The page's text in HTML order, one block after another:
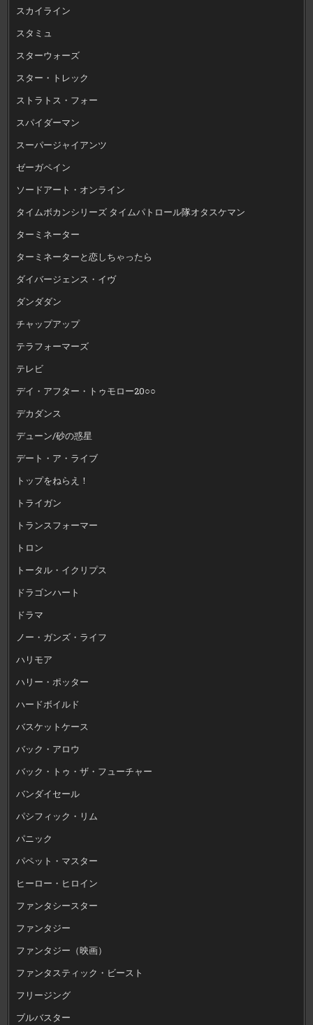
スカイライン
スタミュ
スターウォーズ
スター・トレック
ストラトス・フォー
スパイダーマン
スーパージャイアンツ
ゼーガペイン
ソードアート・オンライン
タイムボカンシリーズ タイムパトロール隊オタスケマン
ターミネーター
ターミネーターと恋しちゃったら
ダイバージェンス・イヴ
ダンダダン
チャップアップ
テラフォーマーズ
テレビ
デイ・アフター・トゥモロー20○○
デカダンス
デューン/砂の惑星
デート・ア・ライブ
トップをねらえ！
トライガン
トランスフォーマー
トロン
トータル・イクリプス
ドラゴンハート
ドラマ
ノー・ガンズ・ライフ
ハリモア
ハリー・ポッター
ハードボイルド
バスケットケース
バック・アロウ
バック・トゥ・ザ・フューチャー
バンダイセール
パシフィック・リム
パニック
パペット・マスター
ヒーロー・ヒロイン
ファンタシースター
ファンタジー
ファンタジー（映画）
ファンタスティック・ビースト
フリージング
ブルバスター